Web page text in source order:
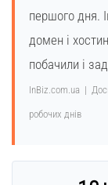
першого дня.
домен і
побачили і
InBiz.com.ua |
робочих днів